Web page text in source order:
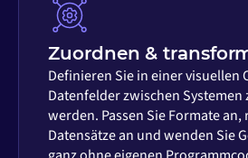
Zuordnen &
Definieren Sie in einer visuellen
Datenfelder zwischen
werden. Passen Sie Formate an,
Datensätze an und wenden Sie